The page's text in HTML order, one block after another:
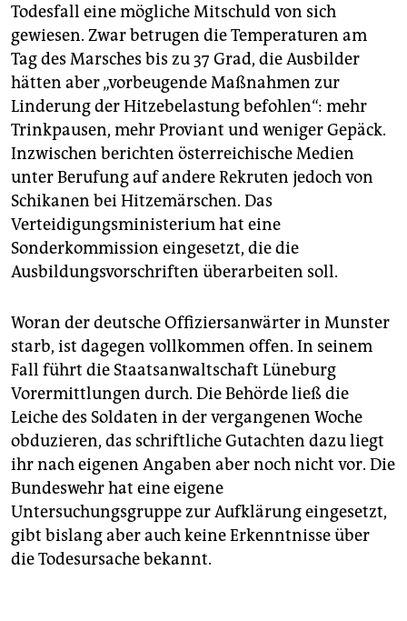
Todesfall eine mögliche Mitschuld von sich
gewiesen. Zwar betrugen die Temperaturen am
Tag des Marsches bis zu 37 Grad, die Ausbilder
hätten aber „vorbeugende Maßnahmen zur
Linderung der Hitzebelastung befohlen“: mehr
Trinkpausen, mehr Proviant und weniger Gepäck.
Inzwischen berichten österreichische Medien
unter Berufung auf andere Rekruten jedoch von
Schikanen bei Hitzemärschen. Das
Verteidigungsministerium hat eine
Sonderkommission eingesetzt, die die
Ausbildungsvorschriften überarbeiten soll.
Woran der deutsche Offiziersanwärter in Munster
starb, ist dagegen vollkommen offen. In seinem
Fall führt die Staatsanwaltschaft Lüneburg
Vorermittlungen durch. Die Behörde ließ die
Leiche des Soldaten in der vergangenen Woche
obduzieren, das schriftliche Gutachten dazu liegt
ihr nach eigenen Angaben aber noch nicht vor. Die
Bundeswehr hat eine eigene
Untersuchungsgruppe zur Aufklärung eingesetzt,
gibt bislang aber auch keine Erkenntnisse über
die Todesursache bekannt.